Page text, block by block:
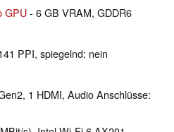
GPU- 6 GB VRAM, GDDR6
PPI, spiegelnd: nein
1 HDMI, Audio Anschlüsse: